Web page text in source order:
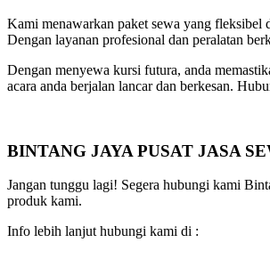
Kami menawarkan paket sewa yang fleksibel
Dengan layanan profesional dan peralatan
Dengan menyewa kursi futura, anda
acara anda berjalan lancar dan berkesan.
BINTANG JAYA PUSAT JASA
Jangan tunggu lagi! Segera hubungi kami
produk kami.
Info lebih lanjut hubungi kami di :